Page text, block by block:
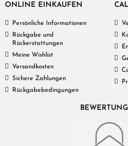
ONLINE EINKAUFEN
Persönliche Informationen
Rückgabe und
Rückerstattungen
Meine Wishlist
Versandkosten
Sichere Zahlungen
Rückgabebedingungen